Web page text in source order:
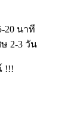
20 นาที
2-3 วัน
!!!